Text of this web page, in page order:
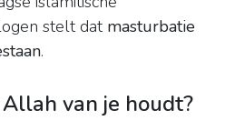
stelt dat masturbatie
.
van je houdt?